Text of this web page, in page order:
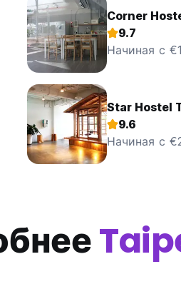
Corner
9.7
Начиная с
Star Hostel
9.6
Начиная с